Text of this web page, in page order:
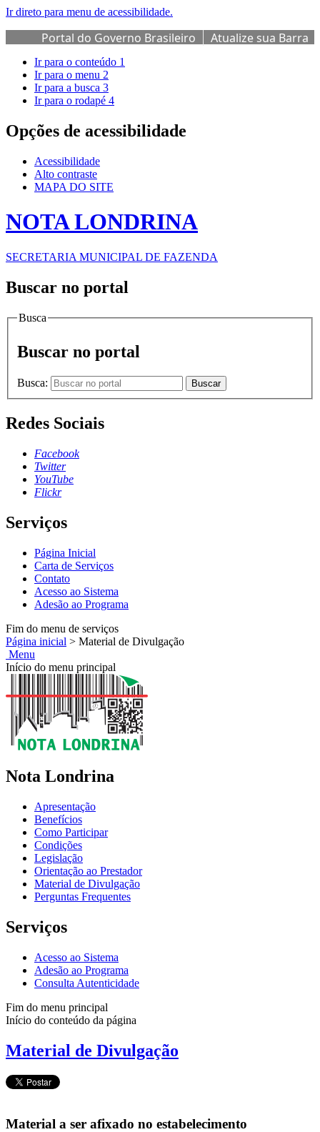
Ir direto para menu de acessibilidade.
Portal do Governo Brasileiro
Atualize sua Barra
de Governo
Ir para o conteúdo 1
Ir para o menu 2
Ir para a busca 3
Ir para o rodapé 4
Opções de acessibilidade
Acessibilidade
Alto contraste
MAPA DO SITE
NOTA LONDRINA
SECRETARIA MUNICIPAL DE FAZENDA
Buscar no portal
Busca
Buscar no portal
Busca: Buscar
Redes Sociais
Facebook
Twitter
YouTube
Flickr
Serviços
Página Inicial
Carta de Serviços
Contato
Acesso ao Sistema
Adesão ao Programa
Fim do menu de serviços
Página inicial > Material de Divulgação
Menu
Início do menu principal
Nota Londrina
Apresentação
Benefícios
Como Participar
Condições
Legislação
Orientação ao Prestador
Material de Divulgação
Perguntas Frequentes
Serviços
Acesso ao Sistema
Adesão ao Programa
Consulta Autenticidade
Fim do menu principal
Início do conteúdo da página
Material de Divulgação
Material a ser afixado no estabelecimento